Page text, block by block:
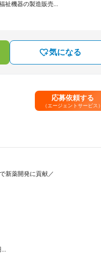
祉機器の製造販売...
気になる
応募依頼する
（エージェントサービス）
新薬開発に貢献／